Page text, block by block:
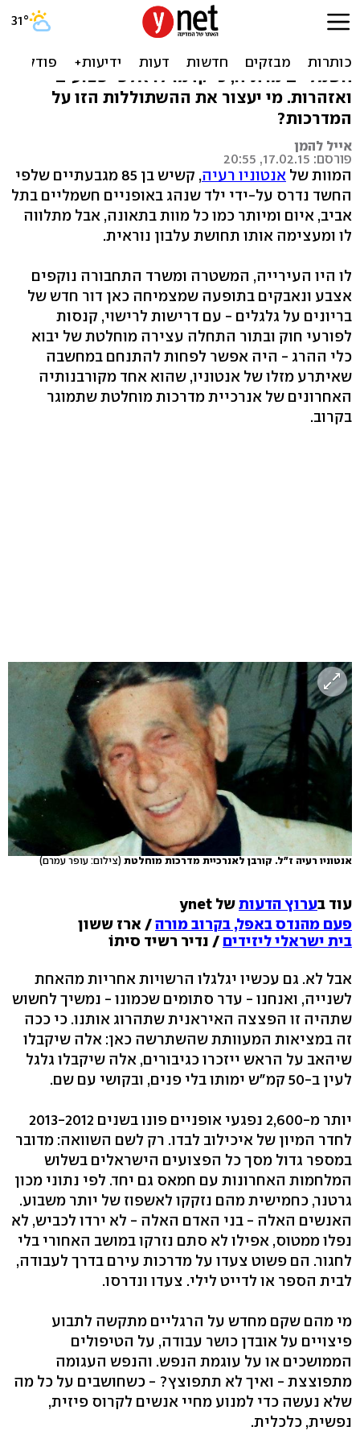
מלחמה על המדרכה
מותו של אנטוניו רעיה שנדרס על-ידי אופניים
חשמליים מרתיח, כי קדמו לו אלפי פצועים
ואזהרות. מי יעצור את ההשתוללות הזו על
המדרכות?
אייל להמן
פורסם: 17.02.15, 20:55
המוות של אנטוניו רעיה
, קשיש בן 85 מגבעתיים שלפי
החשד נדרס על-ידי ילד שנהג באופניים חשמליים בתל
אביב, איום ומיותר כמו כל מוות בתאונה, אבל מתלווה
לו ומעצימה אותו תחושת עלבון נוראית.
לו היו העירייה, המשטרה ומשרד התחבורה נוקפים
אצבע ונאבקים בתופעה שמצמיחה כאן דור חדש של
בריונים על גלגלים - עם דרישות לרישוי, קנסות
לפורעי חוק ובתור התחלה עצירה מוחלטת של יבוא
כלי ההרג - היה אפשר לפחות להתנחם במחשבה
שאיתרע מזלו של אנטוניו, שהוא אחד מקורבנותיה
האחרונים של אנרכיית מדרכות מוחלטת שתמוגר
בקרוב.
אנטוניו רעיה ז"ל. קורבן לאנרכיית מדרכות מוחלטת (צילום: עופר עמרם)
עוד בערוץ הדעותשל ynet
פעם מהנדס באפל, בקרוב מורה/ ארז ששון
בית ישראלי ליזידים / נדיר רשיד סיתוֹ
אבל לא. גם עכשיו יגלגלו הרשויות אחריות מהאחת
לשנייה, ואנחנו - עדר סתומים שכמונו - נמשיך לחשוש
שתהיה זו הפצצה האיראנית שתהרוג אותנו. כי ככה
זה במציאות המעוותת שהשתרשה כאן: אלה שיקבלו
שיהאב על הראש ייזכרו כגיבורים, אלה שיקבלו גלגל
לעין ב-50 קמ"ש ימותו בלי פנים, ובקושי עם שם.
יותר מ-2,600 נפגעי אופניים פונו בשנים 2013-2012
לחדר המיון של איכילוב לבדו. רק לשם השוואה: מדובר
במספר גדול מסך כל הפצועים הישראלים בשלוש
המלחמות האחרונות עם חמאס גם יחד. לפי נתוני מכון
גרטנר, כחמישית מהם נזקקו לאשפוז של יותר משבוע.
האנשים האלה - בני האדם האלה - לא ירדו לכביש, לא
נפלו ממטוס, אפילו לא סתם נזרקו במושב האחורי בלי
לחגור. הם פשוט צעדו על מדרכות עירם בדרך לעבודה,
לבית הספר או לדייט לילי. צעדו ונדרסו.
מי מהם שקם מחדש על הרגליים מתקשה לתבוע
פיצויים על אובדן כושר עבודה, על הטיפולים
הממושכים או על עוגמת הנפש. והנפש העגומה
מתפוצצת - ואיך לא תתפוצץ? - כשחושבים על כל מה
שלא נעשה כדי למנוע מחיי אנשים לקרוס פיזית,
נפשית, כלכלית.